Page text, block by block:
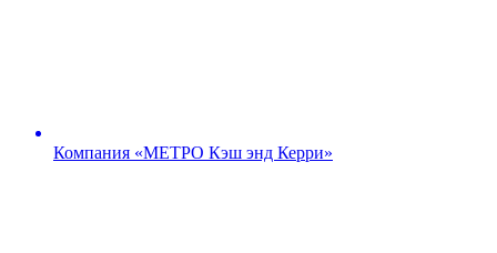
Компания «МЕТРО Кэш энд Керри»